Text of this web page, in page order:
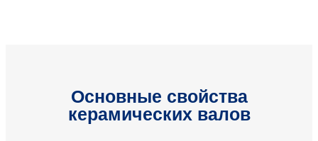
Основные свойства
керамических валов